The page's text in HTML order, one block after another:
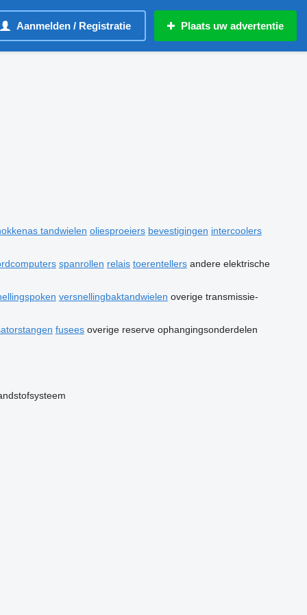
Aanmelden / Registratie Plaats uw advertentie
tandwielen oliesproeiers bevestigingen intercoolers
spanrollen relais toerentellers andere elektrische
versnellingbaktandwielen overige transmissie-
fusees overige reserve ophangingsonderdelen